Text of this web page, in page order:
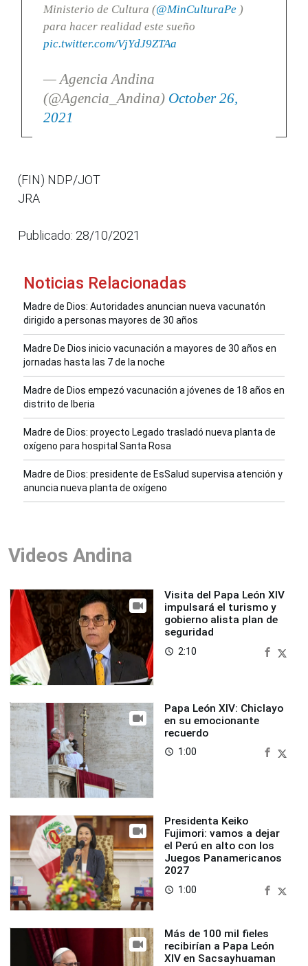
Ministerio de Cultura (@MinCulturaPe)
para hacer realidad este sueño
pic.twitter.com/VjYdJ9ZTAa
— Agencia Andina
(@Agencia_Andina) October 26,
2021
(FIN) NDP/JOT
JRA
Publicado: 28/10/2021
Noticias Relacionadas
Madre de Dios: Autoridades anuncian nueva vacunatón
dirigido a personas mayores de 30 años
Madre De Dios inicio vacunación a mayores de 30 años en
jornadas hasta las 7 de la noche
Madre de Dios empezó vacunación a jóvenes de 18 años en
distrito de Iberia
Madre de Dios: proyecto Legado trasladó nueva planta de
oxígeno para hospital Santa Rosa
Madre de Dios: presidente de EsSalud supervisa atención y
anuncia nueva planta de oxígeno
Videos Andina
Visita del Papa León XIV
impulsará el turismo y
gobierno alista plan de
seguridad
access_time 2:10
Papa León XIV: Chiclayo
en su emocionante
recuerdo
access_time 1:00
Presidenta Keiko
Fujimori: vamos a dejar
el Perú en alto con los
Juegos Panamericanos
2027
access_time 1:00
Más de 100 mil fieles
recibirían a Papa León
XIV en Sacsayhuaman